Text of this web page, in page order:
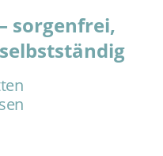
sorgenfrei,